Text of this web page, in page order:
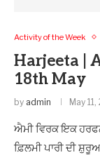
Activity of the Week
Harjeeta |
18th May
by admin May
ਐਮੀ ਵਿਰਕ ਇਕ
ਫ਼ਿਲਮੀ ਪਾਰੀ ਦੀ